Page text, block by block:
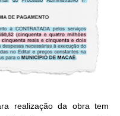
realização da obra tem